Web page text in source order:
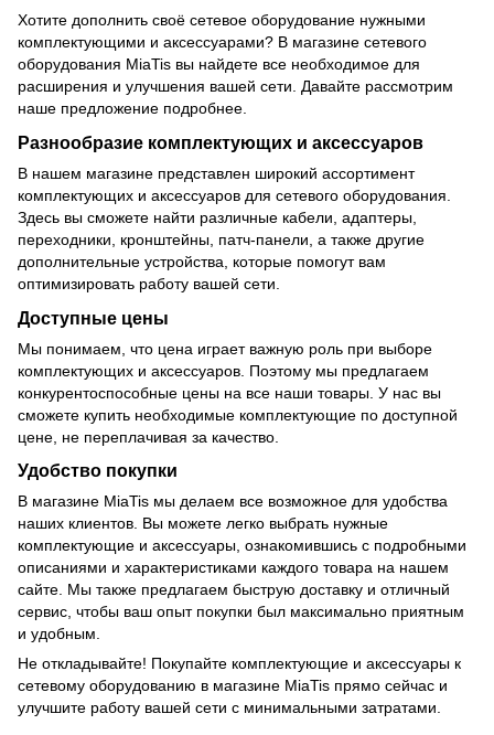
Хотите дополнить своё сетевое оборудование нужными
комплектующими и аксессуарами? В магазине сетевого
оборудования MiaTis вы найдете все необходимое для
расширения и улучшения вашей сети. Давайте рассмотрим
наше предложение подробнее.
Разнообразие комплектующих и аксессуаров
В нашем магазине представлен широкий ассортимент
комплектующих и аксессуаров для сетевого оборудования.
Здесь вы сможете найти различные кабели, адаптеры,
переходники, кронштейны, патч-панели, а также другие
дополнительные устройства, которые помогут вам
оптимизировать работу вашей сети.
Доступные цены
Мы понимаем, что цена играет важную роль при выборе
комплектующих и аксессуаров. Поэтому мы предлагаем
конкурентоспособные цены на все наши товары. У нас вы
сможете купить необходимые комплектующие по доступной
цене, не переплачивая за качество.
Удобство покупки
В магазине MiaTis мы делаем все возможное для удобства
наших клиентов. Вы можете легко выбрать нужные
комплектующие и аксессуары, ознакомившись с подробными
описаниями и характеристиками каждого товара на нашем
сайте. Мы также предлагаем быструю доставку и отличный
сервис, чтобы ваш опыт покупки был максимально приятным
и удобным.
Не откладывайте! Покупайте комплектующие и аксессуары к
сетевому оборудованию в магазине MiaTis прямо сейчас и
улучшите работу вашей сети с минимальными затратами.